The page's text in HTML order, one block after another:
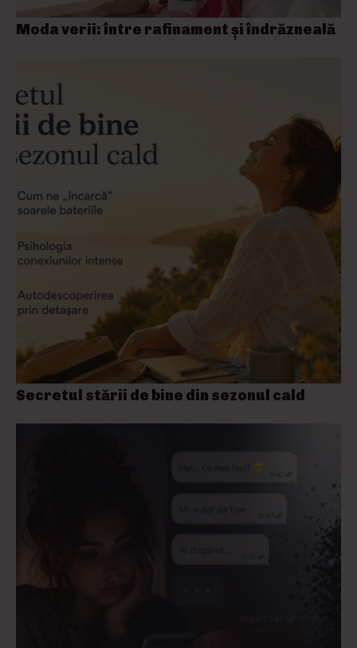
Moda verii: între rafinament și îndrăzneală
Secretul stării de bine din sezonul cald